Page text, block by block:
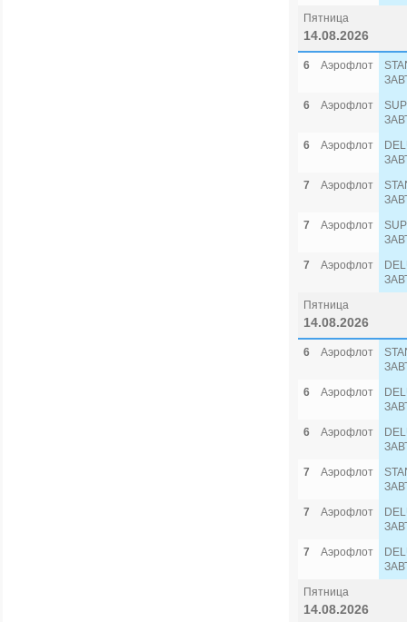
Пятница
14.08.2026
6 Аэрофлот
6
Аэрофлот
6
Аэрофлот
7
Аэрофлот
7
Аэрофлот
7
Аэрофлот
Пятница
14.08.2026
6 Аэрофлот
6
Аэрофлот
6
Аэрофлот
7
Аэрофлот
7
Аэрофлот
7
Аэрофлот
Пятница
14.08.2026